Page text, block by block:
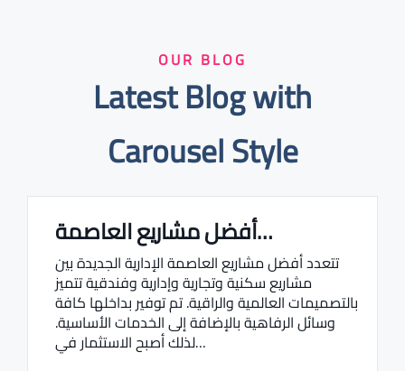
OUR BLOG
Latest Blog with
Carousel Style
Real estate Estate ville أفضل مشاريع العاصمة…
تتعدد أفضل مشاريع العاصمة الإدارية الجديدة بين
مشاريع سكنية وتجارية وإدارية وفندقية تتميز
بالتصميمات العالمية والراقية. تم توفير بداخلها كافة
وسائل الرفاهية بالإضافة إلى الخدمات الأساسية.
لذلك أصبح الاستثمار في…